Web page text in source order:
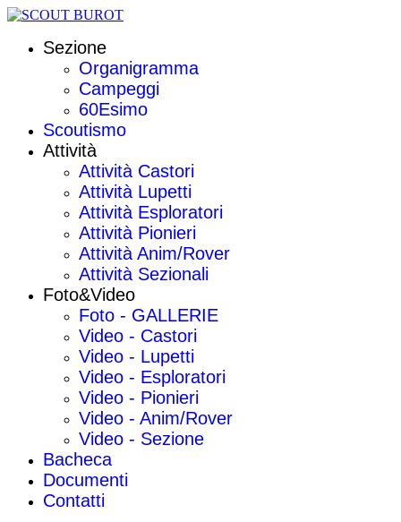
Sezione
Organigramma
Campeggi
60Esimo
Scoutismo
Attività
Attività Castori
Attività Lupetti
Attività Esploratori
Attività Pionieri
Attività Anim/Rover
Attività Sezionali
Foto&Video
Foto - GALLERIE
Video - Castori
Video - Lupetti
Video - Esploratori
Video - Pionieri
Video - Anim/Rover
Video - Sezione
Bacheca
Documenti
Contatti